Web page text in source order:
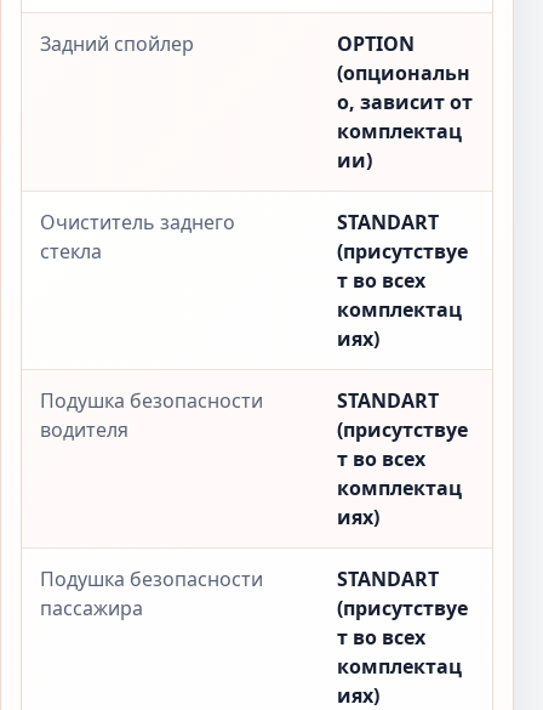
Задний спойлер
OPTION
(опциональн
о, зависит от
комплектац
ии)
Очиститель заднего
стекла
STANDART
(присутствуе
т во всех
комплектац
иях)
Подушка безопасности
водителя
STANDART
(присутствуе
т во всех
комплектац
иях)
Подушка безопасности
пассажира
STANDART
(присутствуе
т во всех
комплектац
иях)